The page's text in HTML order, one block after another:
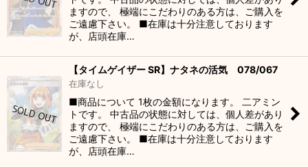
ますので、 極端にこだわりのある方は、ご購入を
ご遠慮下さい。 ■在庫は十分注意しております
が、店頭在庫…
【タイムゲイザー SR】ナタネの活気 078/067
在庫なし
■商品について 1枚の金額になります。 二アミン
トです。 中古品の状態に対しては、個人差があり
ますので、 極端にこだわりのある方は、ご購入を
ご遠慮下さい。 ■在庫は十分注意しております
が、店頭在庫…